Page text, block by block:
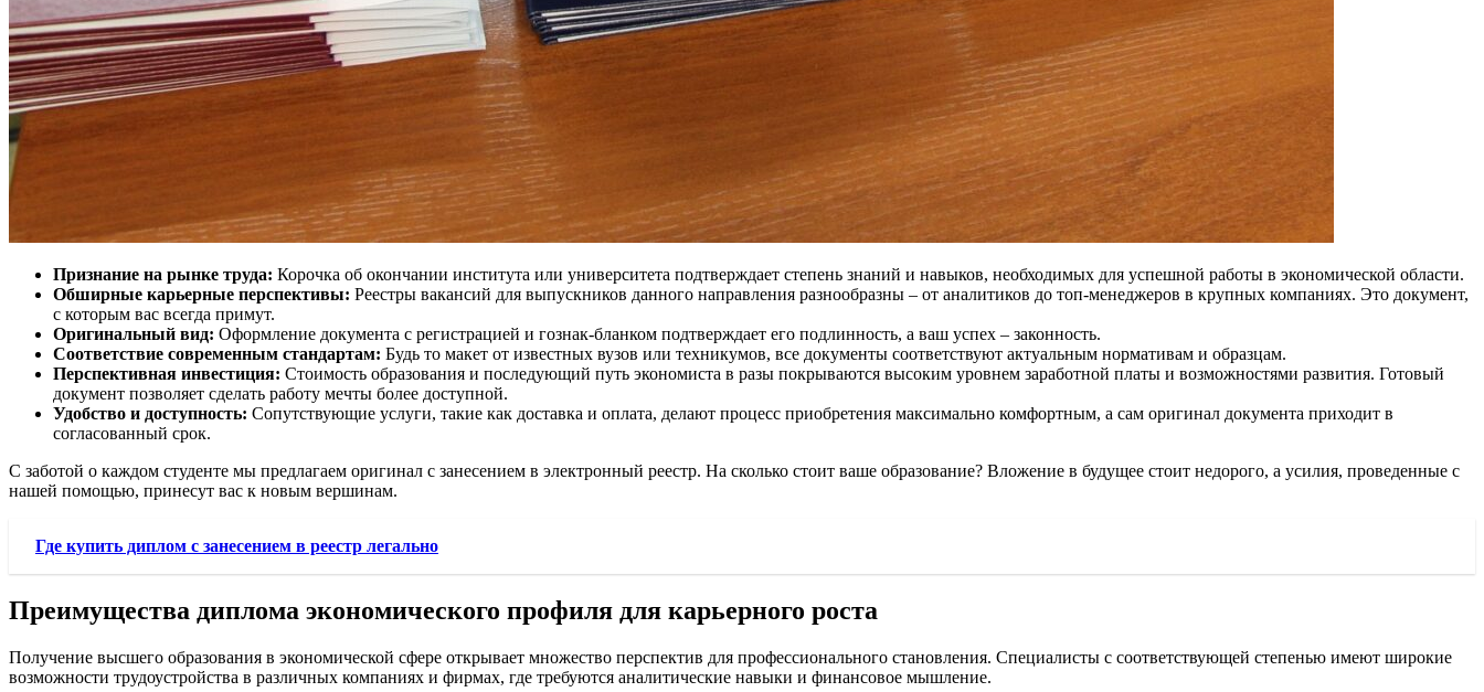
Признание на рынке труда: Корочка об окончании института или университета подтверждает степень знаний и навыков, необходимых для успешной работы в экономической области.
Обширные карьерные перспективы: Реестры вакансий для выпускников данного направления разнообразны – от аналитиков до топ-менеджеров в крупных компаниях. Это документ,
с которым вас всегда примут.
Оригинальный вид: Оформление документа с регистрацией и гознак-бланком подтверждает его подлинность, а ваш успех – законность.
Соответствие современным стандартам: Будь то макет от известных вузов или техникумов, все документы соответствуют актуальным нормативам и образцам.
Перспективная инвестиция: Стоимость образования и последующий путь экономиста в разы покрываются высоким уровнем заработной платы и возможностями развития. Готовый
документ позволяет сделать работу мечты более доступной.
Удобство и доступность: Сопутствующие услуги, такие как доставка и оплата, делают процесс приобретения максимально комфортным, а сам оригинал документа приходит в
согласованный срок.
С заботой о каждом студенте мы предлагаем оригинал с занесением в электронный реестр. На сколько стоит ваше образование? Вложение в будущее стоит недорого, а усилия, проведенные с
нашей помощью, принесут вас к новым вершинам.
Где купить диплом с занесением в реестр легально
Преимущества диплома экономического профиля для карьерного роста
Получение высшего образования в экономической сфере открывает множество перспектив для профессионального становления. Специалисты с соответствующей степенью имеют широкие
возможности трудоустройства в различных компаниях и фирмах, где требуются аналитические навыки и финансовое мышление.